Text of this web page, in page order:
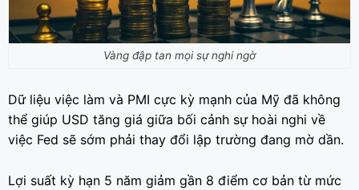
Vàng đập tan mọi sự nghi ngờ
Dữ liệu việc làm và PMI cực kỳ mạnh của Mỹ đã không
thể giúp USD tăng giá giữa bối cảnh sự hoài nghi về
việc Fed sẽ sớm phải thay đổi lập trường đang mờ dần.
Lợi suất kỳ hạn 5 năm giảm gần 8 điểm cơ bản từ mức